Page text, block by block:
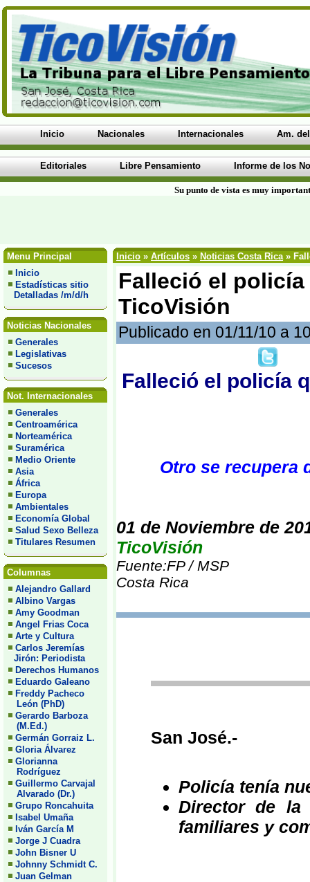
Inicio Nacionales Internacionales Am.
Editoriales Libre Pensamiento Informe de los
Su punto de vista es muy
Menu Principal
Inicio
Estadísticas sitio
Detalladas /m/d/h
Noticias Nacionales
Generales
Legislativas
Sucesos
Not. Internacionales
Generales
Centroamérica
Norteamérica
Suramérica
Medio Oriente
Asia
África
Europa
Ambientales
Economía Global
Salud Sexo Belleza
Titulares Resumen
Columnas
Alejandro Gallard
Albino Vargas
Amy Goodman
Angel Frias Coca
Arte y Cultura
Carlos Jeremías
Jirón: Periodista
Derechos Humanos
Eduardo Galeano
Freddy Pacheco
León (PhD)
Gerardo Barboza
(M.Ed.)
Germán Gorraiz L.
Gloria Álvarez
Glorianna
Rodríguez
Guillermo Carvajal
Alvarado (Dr.)
Grupo Roncahuita
Isabel Umaña
Iván García M
Jorge J Cuadra
John Bisner U
Johnny Schmidt C.
Juan Gelman
Inicio » Artículos » Noticias Costa Rica»
Falleció el
TicoVisión
Publicado en 01/11/10 a
Falleció el policía
Otro se recupera
01 de Noviembre de
TicoVisión
Fuente:FP / MSP
Costa Rica
San José.-
Policía tenía
Director de la
familiares y